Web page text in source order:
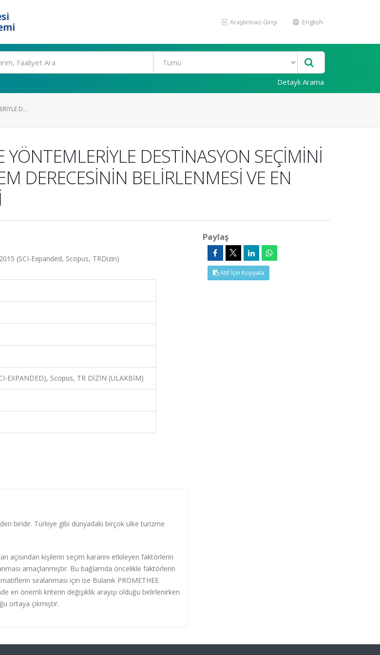
Araştırmacı Girişi English
Detaylı Arama
D...
DESTİNASYON SEÇİMİNİ
DERECESİNİN BELİRLENMESİ VE EN
(SCI-Expanded, Scopus, TRDizin)
EXPANDED), Scopus, TR DİZİN (ULAKBİM)
biridir. Türkiye gibi dünyadaki birçok ülke turizme
açısından kişilerin seçim kararını etkileyen faktörlerin
amaçlanmıştır. Bu bağlamda öncelikle faktörlerin
sıralanması için ise Bulanık PROMETHEE
en önemli kriterin değişiklik arayışı olduğu belirlenirken
ortaya çıkmıştır.
Paylaş
Atıf İçin Kopyala